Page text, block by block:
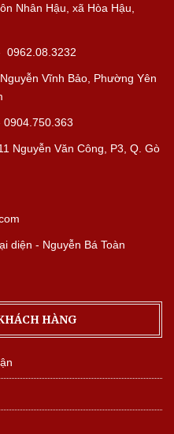
Nhân Hậu, xã Hòa Hậu,
0962.08.3232
Vĩnh Bảo, Phường Yên
Nguyễn Văn Công, P3, Q. Gò
diện - Nguyễn Bá Toàn
HÀNG